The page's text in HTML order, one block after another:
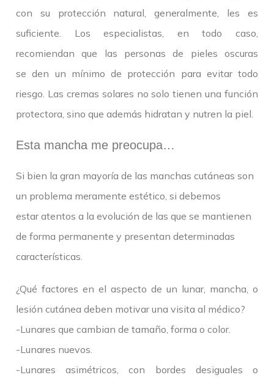
con su protección natural, generalmente, les es
suficiente. Los especialistas, en todo caso,
recomiendan que las personas de pieles oscuras
se den un mínimo de protección para evitar todo
riesgo. Las cremas solares no solo tienen una función
protectora, sino que además hidratan y nutren la piel.
Esta mancha me preocupa…
Si bien la gran mayoría de las manchas cutáneas son
un problema meramente estético, si debemos
estar atentos a la evolución de las que se mantienen
de forma permanente y presentan determinadas
características.
¿Qué factores en el aspecto de un lunar, mancha, o
lesión cutánea deben motivar una visita al médico?
-Lunares que cambian de tamaño, forma o color.
-Lunares nuevos.
-Lunares asimétricos, con bordes desiguales o